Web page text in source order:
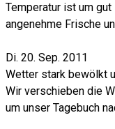
Temperatur ist um
angenehme Frische
Di. 20. Sep. 2011
Wetter stark bewölkt
Wir verschieben die
um unser Tagebuch